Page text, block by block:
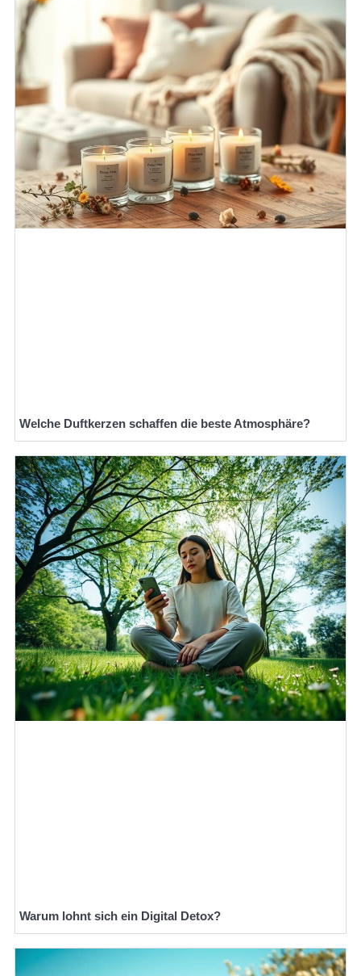
Welche Duftkerzen schaffen die beste Atmosphäre?
Warum lohnt sich ein Digital Detox?